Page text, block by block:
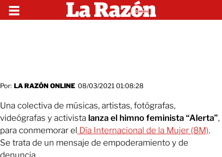
Por: LA RAZÓN ONLINE 08/03/2021 01:08:28
Una colectiva de músicas, artistas, fotógrafas,
videógrafas y activista lanza el himno feminista “Alerta”,
para conmemorar el Día Internacional de la Mujer (8M).
Se trata de un mensaje de empoderamiento y de
denuncia.